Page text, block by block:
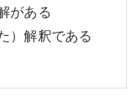
がある
）解釈である